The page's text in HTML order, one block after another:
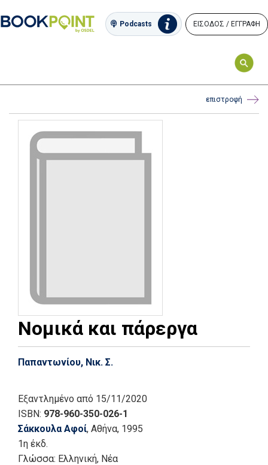
Podcasts ΕΙΣΟΔΟΣ / ΕΓΓΡΑΦΗ
επιστροφή
Νομικά και πάρεργα
Παπαντωνίου, Νικ. Σ.
Εξαντλημένο από 15/11/2020
ISBN: 978-960-350-026-1
Σάκκουλα Αφοί, Αθήνα, 1995
1η έκδ.
Γλώσσα: Ελληνική, Νέα